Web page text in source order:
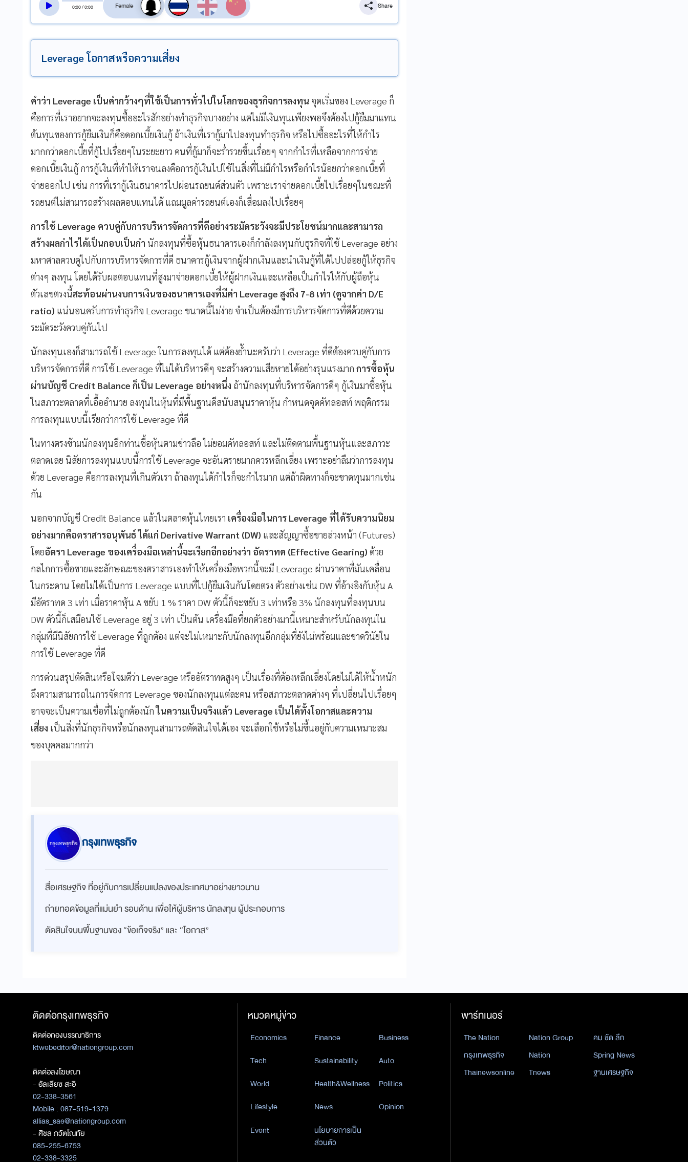
0:00/0:00 Share
Leverage โอกาสหรือความเสี่ยง
คำว่า Leverage เป็นคำกว้างๆที่ใช้เป็นการทั่วไปในโลกของธุรกิจการลงทุน จุดเริ่มของ Leverage ก็
คือการที่เราอยากจะลงทุนซื้ออะไรสักอย่างทำธุรกิจบางอย่าง แต่ไม่มีเงินทุนเพียงพอจึงต้องไปกู้ยืมมาแทน
ต้นทุนของการกู้ยืมเงินก็คือดอกเบี้ยเงินกู้ ถ้าเงินที่เรากู้มาไปลงทุนทำธุรกิจ หรือไปซื้ออะไรที่ให้กำไร
มากกว่าดอกเบี้ยที่กู้ไปเรื่อยๆในระยะยาว คนที่กู้มาก็จะร่ำรวยขึ้นเรื่อยๆ จากกำไรที่เหลือจากการจ่าย
ดอกเบี้ยเงินกู้ การกู้เงินที่ทำให้เราจนลงคือการกู้เงินไปใช้ในสิ่งที่ไม่มีกำไรหรือกำไรน้อยกว่าดอกเบี้ยที่
จ่ายออกไป เช่น การที่เรากู้เงินธนาคารไปผ่อนรถยนต์ส่วนตัว เพราะเราจ่ายดอกเบี้ยไปเรื่อยๆในขณะที่
รถยนต์ไม่สามารถสร้างผลตอบแทนได้ แถมมูลค่ารถยนต์เองก็เสื่อมลงไปเรื่อยๆ
การใช้ Leverage ควบคู่กับการบริหารจัดการที่ดีอย่างระมัดระวังจะมีประโยชน์มากและสามารถ
สร้างผลกำไรได้เป็นกอบเป็นกำ นักลงทุนที่ซื้อหุ้นธนาคารเองก็กำลังลงทุนกับธุรกิจที่ใช้ Leverage อย่าง
มหาศาลควบคู่ไปกับการบริหารจัดการที่ดี ธนาคารกู้เงินจากผู้ฝากเงินและนำเงินกู้ที่ได้ไปปล่อยกู้ให้ธุรกิจ
ต่างๆ ลงทุน โดยได้รับผลตอบแทนที่สูงมาจ่ายดอกเบี้ยให้ผู้ฝากเงินและเหลือเป็นกำไรให้กับผู้ถือหุ้น
ตัวเลขตรงนี้สะท้อนผ่านงบการเงินของธนาคารเองที่มีค่า Leverage สูงถึง 7-8 เท่า (ดูจากค่า D/E
ratio) แน่นอนครับการทำธุรกิจ Leverage ขนาดนี้ไม่ง่าย จำเป็นต้องมีการบริหารจัดการที่ดีด้วยความ
ระมัดระวังควบคู่กันไป
นักลงทุนเองก็สามารถใช้ Leverage ในการลงทุนได้ แต่ต้องย้ำนะครับว่า Leverage ที่ดีต้องควบคู่กับการ
บริหารจัดการที่ดี การใช้ Leverage ที่ไม่ได้บริหารดีๆ จะสร้างความเสียหายได้อย่างรุนแรงมาก การซื้อหุ้น
ผ่านบัญชี Credit Balance ก็เป็น Leverage อย่างหนึ่ง ถ้านักลงทุนที่บริหารจัดการดีๆ กู้เงินมาซื้อหุ้น
ในสภาวะตลาดที่เอื้ออำนวย ลงทุนในหุ้นที่มีพื้นฐานดีสนับสนุนราคาหุ้น กำหนดจุดคัทลอสท์ พฤติกรรม
การลงทุนแบบนี้เรียกว่าการใช้ Leverage ที่ดี
ในทางตรงข้ามนักลงทุนอีกท่านซื้อหุ้นตามข่าวลือ ไม่ยอมคัทลอสท์ และไม่ติดตามพื้นฐานหุ้นและสภาวะ
ตลาดเลย นิสัยการลงทุนแบบนี้การใช้ Leverage จะอันตรายมากควรหลีกเลี่ยง เพราะอย่าลืมว่าการลงทุน
ด้วย Leverage คือการลงทุนที่เกินตัวเรา ถ้าลงทุนได้กำไรก็จะกำไรมาก แต่ถ้าผิดทางก็จะขาดทุนมากเช่น
กัน
นอกจากบัญชี Credit Balance แล้วในตลาดหุ้นไทยเรา เครื่องมือในการ Leverage ที่ได้รับความนิยม
อย่างมากคือตราสารอนุพันธ์ ได้แก่ Derivative Warrant (DW) และสัญญาซื้อขายล่วงหน้า (Futures)
โดยอัตรา Leverage ของเครื่องมือเหล่านี้จะเรียกอีกอย่างว่า อัตราทด (Effective Gearing) ด้วย
กลไกการซื้อขายและลักษณะของตราสารเองทำให้เครื่องมือพวกนี้จะมี Leverage ผ่านราคาที่มันเคลื่อน
ในกระดาน โดยไม่ได้เป็นการ Leverage แบบที่ไปกู้ยืมเงินกันโดยตรง ตัวอย่างเช่น DW ที่อ้างอิงกับหุ้น A
มีอัตราทด 3 เท่า เมื่อราคาหุ้น A ขยับ 1 % ราคา DW ตัวนี้ก็จะขยับ 3 เท่าหรือ 3% นักลงทุนที่ลงทุนบน
DW ตัวนี้ก็เสมือนใช้ Leverage อยู่ 3 เท่า เป็นต้น เครื่องมือที่ยกตัวอย่างมานี้เหมาะสำหรับนักลงทุนใน
กลุ่มที่มีนิสัยการใช้ Leverage ที่ถูกต้อง แต่จะไม่เหมาะกับนักลงทุนอีกกลุ่มที่ยังไม่พร้อมและขาดวินัยใน
การใช้ Leverage ที่ดี
การด่วนสรุปตัดสินหรือโจมตีว่า Leverage หรืออัตราทดสูงๆ เป็นเรื่องที่ต้องหลีกเลี่ยงโดยไม่ได้ให้น้ำหนัก
ถึงความสามารถในการจัดการ Leverage ของนักลงทุนแต่ละคน หรือสภาวะตลาดต่างๆ ที่เปลี่ยนไปเรื่อยๆ
อาจจะเป็นความเชื่อที่ไม่ถูกต้องนักในความเป็นจริงแล้ว Leverage เป็นได้ทั้งโอกาสและความ
เสี่ยง เป็นสิ่งที่นักธุรกิจหรือนักลงทุนสามารถตัดสินใจได้เอง จะเลือกใช้หรือไม่ขึ้นอยู่กับความเหมาะสม
ของบุคคลมากกว่า
กรุงเทพธุรกิจ
สื่อเศรษฐกิจ ที่อยู่กับการเปลี่ยนแปลงของประเทศมาอย่างยาวนาน
ถ่ายทอดข้อมูลที่แม่นยำ รอบด้าน เพื่อให้ผู้บริหาร นักลงทุน ผู้ประกอบการ
ตัดสินใจบนพื้นฐานของ “ข้อเท็จจริง” และ “โอกาส”
ติดต่อกรุงเทพธุรกิจ
ติดต่อกองบรรณาธิการ
ktwebeditor@nationgroup.com
ติดต่อลงโฆษณา
- อัลเลียซ สะอิ
02-338-3561
Mobile : 087-519-1379
allias_sae@nationgroup.com
- ศิชล ภวัตโณทัย
085-255-6753
02-338-3325
หมวดหมู่ข่าว
Economics Finance
Business
Tech
Sustainability
Auto
World
Health&Wellness
Politics
Lifestyle
News
Opinion
Event
นโยบายการเป็น
ส่วนตัว
พาร์ทเนอร์
The Nation Nation Group
คม ชัด ลึก
กรุงเทพธุรกิจ
Nation
Spring News
Thainewsonline
Tnews ฐานเศรษฐกิจ